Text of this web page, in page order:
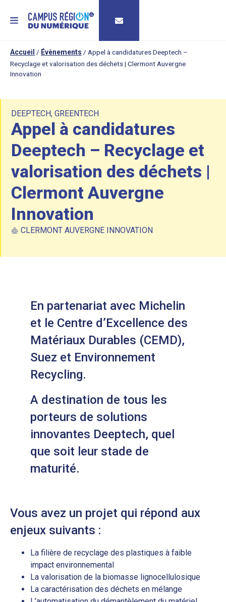
MENU
Accueil / Évènements / Appel à candidatures Deeptech –
Recyclage et valorisation des déchets | Clermont Auvergne
Innovation
DEEPTECH, GREENTECH
Appel à candidatures
Deeptech – Recyclage et
valorisation des déchets |
Clermont Auvergne
Innovation
CLERMONT AUVERGNE INNOVATION
En partenariat avec Michelin
et le Centre d’Excellence des
Matériaux Durables (CEMD),
Suez et Environnement
Recycling.
A destination de tous les
porteurs de solutions
innovantes Deeptech, quel
que soit leur stade de
maturité.
Vous avez un projet qui répond aux
enjeux suivants :
La filière de recyclage des plastiques à faible
impact environnemental
La valorisation de la biomasse lignocellulosique
La caractérisation des déchets en mélange